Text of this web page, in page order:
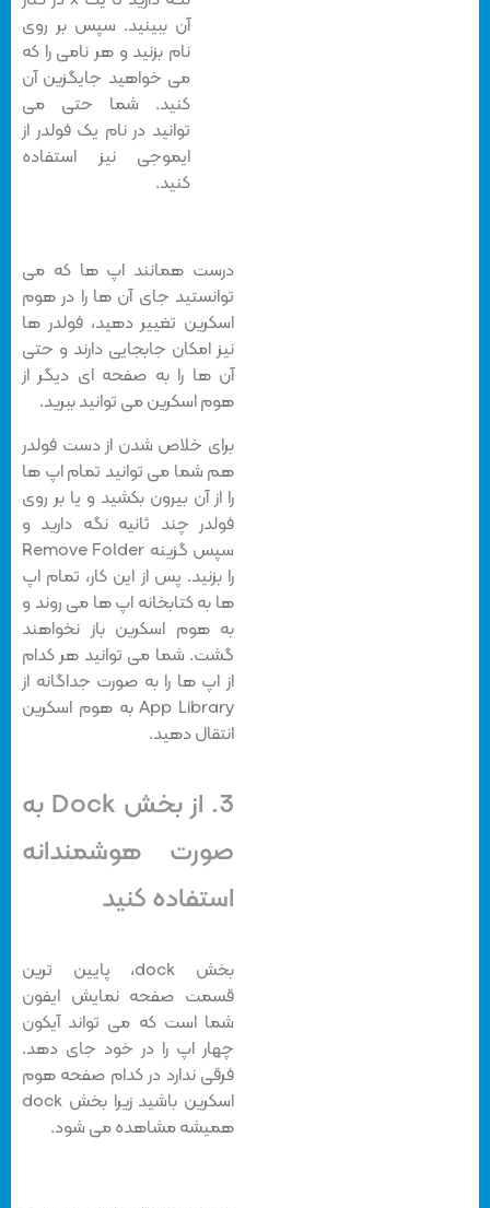
آن ببینید. سپس بر روی
نام بزنید و هر نامی را که
می خواهید جایگزین آن
کنید. شما حتی می
توانید در نام یک فولدر از
ایموجی نیز استفاده
کنید.
درست همانند اپ ها که می
توانستید جای آن ها را در هوم
اسکرین تغییر دهید، فولدر ها
نیز امکان جابجایی دارند و حتی
آن ها را به صفحه ای دیگر از
هوم اسکرین می توانید ببرید.
برای خلاص شدن از دست فولدر
هم شما می توانید تمام اپ ها
را از آن بیرون بکشید و یا بر روی
فولدر چند ثانیه نگه دارید و
سپس گزینه Remove Folder
را بزنید. پس از این کار، تمام اپ
ها به کتابخانه اپ ها می روند و
به هوم اسکرین باز نخواهند
گشت. شما می توانید هر کدام
از اپ ها را به صورت جداگانه از
App Library به هوم اسکرین
انتقال دهید.
3. از بخش Dock به
صورت هوشمندانه
استفاده کنید
بخش dock، پایین ترین
قسمت صفحه نمایش ایفون
شما است که می تواند آیکون
چهار اپ را در خود جای دهد.
فرقی ندارد در کدام صفحه هوم
اسکرین باشید زیرا بخش dock
همیشه مشاهده می شود.